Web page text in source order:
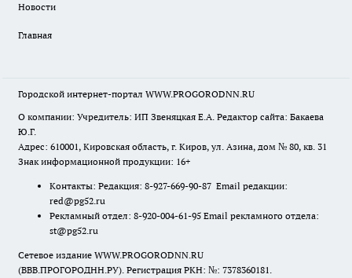
Новости
Главная
Городской интернет-портал WWW.PROGORODNN.RU
О компании: Учредитель: ИП Звеняцкая Е.А. Редактор сайта: Бакаева
Ю.Г.
Адрес: 610001, Кировская область, г. Киров, ул. Азина, дом № 80, кв. 31
Знак информационной продукции: 16+
Контакты: Редакция: 8-927-669-90-87 Email редакции:
red@pg52.ru
Рекламный отдел: 8-920-004-61-95 Email рекламного отдела:
st@pg52.ru
Сетевое издание WWW.PROGORODNN.RU
(ВВВ.ПРОГОРОДНН.РУ). Регистрация РКН: №: 7378360181.